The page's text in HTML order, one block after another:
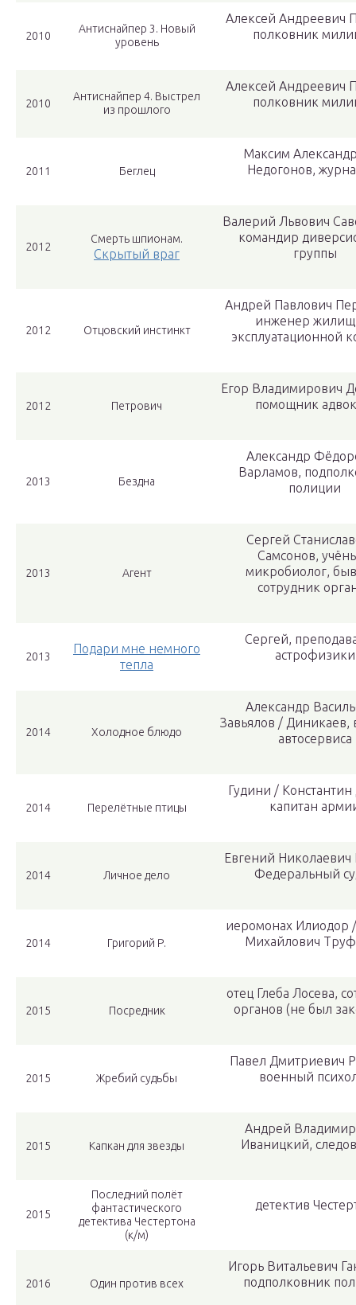
2010
Антиснайпер 3. Новый
уровень
Алексей Андреевич
полковник
2010
Антиснайпер 4. Выстрел
из прошлого
Алексей Андреевич
полковник
2011 Беглец
Максим
Недогонов,
2012
Смерть шпионам.
Скрытый враг
Валерий Львович
командир
группы
2012 Отцовский инстинкт
Андрей Павлович
инженер
эксплуатационной
2012 Петрович
Егор Владимирович
помощник
2013 Бездна
Александр
Варламов,
полиции
2013 Агент
Сергей
Самсонов,
микробиолог,
сотрудник
2013
Подари мне немного
тепла
Сергей,
астрофизики
2014 Холодное блюдо
Александр
Завьялов / Диникаев,
автосервиса
2014 Перелётные птицы
Гудини / Константин
капитан
2014 Личное дело
Евгений Николаевич
Федеральный
2014 Григорий Р.
иеромонах Илиодор
Михайлович
2015 Посредник
отец Глеба Лосева,
органов (не был
2015 Жребий судьбы
Павел Дмитриевич
военный
2015 Капкан для звезды
Андрей
Иваницкий,
2015
Последний полёт
фантастического
детектива Честертона
(к/м)
детектив
2016 Один против всех
Игорь Витальевич
подполковник